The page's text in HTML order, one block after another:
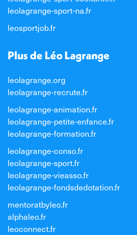
leolagrange-sport-na.fr
leosportjob.fr
Plus de Léo Lagrange
leolagrange.org
leolagrange-recrute.fr
leolagrange-animation.fr
leolagrange-petite-enfance.fr
leolagrange-formation.fr
leolagrange-conso.fr
leolagrange-sport.fr
leolagrange-vieasso.fr
leolagrange-fondsdedotation.fr
mentoratbyleo.fr
alphaleo.fr
leoconnect.fr